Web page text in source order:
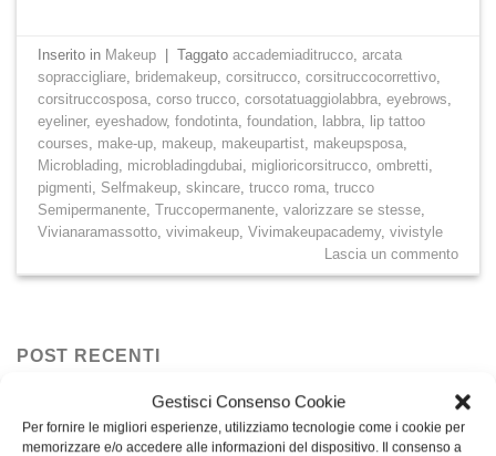
Gestisci Consenso Cookie
Per fornire le migliori esperienze, utilizziamo tecnologie come i cookie per
memorizzare e/o accedere alle informazioni del dispositivo. Il consenso a
Inserito in Makeup | Taggatoaccademiaditrucco ,arcata
sopraccigliare bridemakeup ,corsitrucco ,corsitruccocorrettivo
corsitruccosposa ,corso trucco ,corsotatuaggiolabbra ,eyebrows
eyeliner,eyeshadow,fondotinta ,foundation labbra lip tattoo
courses
make-up makeup makeupartist makeupsposa
Microblading microbladingdubai miglioricorsitrucco ,ombretti
pigmenti
Selfmakeup ,skincare ,trucco roma ,trucco
Semipermanente ,Truccopermanente ,valorizzare se stesse
Vivianaramassotto ,vivimakeup ,Vivimakeupacademy,vivistyle
Lascia un commento
POST RECENTI
28
Lug
Pigmenti PMU: differenze tra pigmenti organici,
inorganici e ibridi